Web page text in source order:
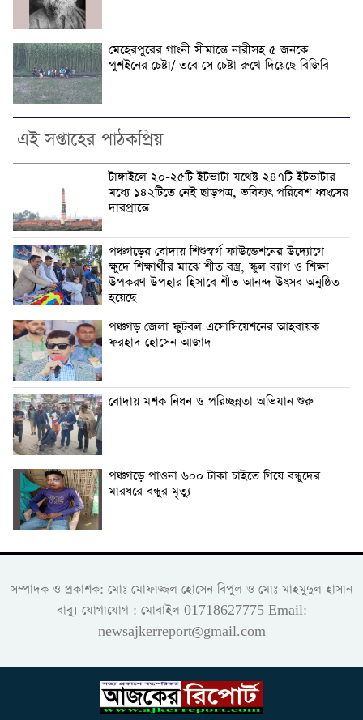
মেহেরপুরের গাংনী সীমান্তে নারীসহ ৫ জনকে
পুশইনের চেষ্টা/ তবে সে চেষ্টা রুখে দিয়েছে বিজিবি
এই সপ্তাহের পাঠকপ্রিয়
টাঙ্গাইলে ২০-২৫টি ইটভাটা যথেষ্ট ২৪৭টি ইটভাটার
মধ্যে ১৪২টিতে নেই ছাড়পত্র, ভবিষ্যৎ পরিবেশ ধ্বংসের
দারপ্রান্তে
পঞ্চগড়ের বোদায় শিশুস্বর্গ ফাউন্ডেশনের উদ্যোগে
ক্ষুদে শিক্ষার্থীর মাঝে শীত বস্ত্র, স্কুল ব্যাগ ও শিক্ষা
উপকরণ উপহার হিসাবে শীত আনন্দ উৎসব অনুষ্ঠিত
হয়েছে।
পঞ্চগড় জেলা ফুটবল এসোসিয়েশনের আহবায়ক
ফরহাদ হোসেন আজাদ
বোদায় মশক নিধন ও পরিচ্ছন্নতা অভিযান শুরু
পঞ্চগড়ে পাওনা ৬০০ টাকা চাইতে গিয়ে বন্ধুদের
মারধরে বন্ধুর মৃত্যু
সম্পাদক ও প্রকাশক: মোঃ মোফাজ্জল হোসেন বিপুল ও মোঃ মাহমুদুল হাসান
বাবু। যোগাযোগ : মোবাইল 01718627775 Email:
newsajkerreport@gmail.com